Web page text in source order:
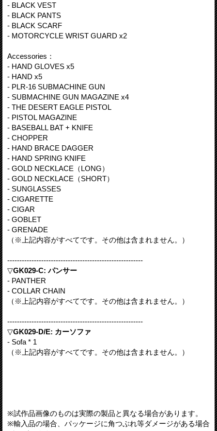
- BLACK VEST
- BLACK PANTS
- BLACK SCARF
- MOTORCYCLE WRIST GUARD x2
Accessories：
- HAND GLOVES x5
- HAND x5
- PLR-16 SUBMACHINE GUN
- SUBMACHINE GUN MAGAZINE x4
- THE DESERT EAGLE PISTOL
- PISTOL MAGAZINE
- BASEBALL BAT + KNIFE
- CHOPPER
- HAND BRACE DAGGER
- HAND SPRING KNIFE
- GOLD NECKLACE（LONG）
- GOLD NECKLACE（SHORT）
- SUNGLASSES
- CIGARETTE
- CIGAR
- GOBLET
- GRENADE
（※上記内容がすべてです。その他は含まれません。）
--------------------------------------------------------
▽GK029-C: パンサー
- PANTHER
- COLLAR CHAIN
（※上記内容がすべてです。その他は含まれません。）
--------------------------------------------------------
▽GK029-D/E: カーソファ
- Sofa * 1
（※上記内容がすべてです。その他は含まれません。）
※試作品画像のものは実際の製品と異なる場合があります。
※輸入品の場合、パッケージに角つぶれ等ダメージがある場合